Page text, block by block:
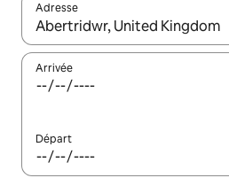
Adresse
Lorsque les résultats s'affichent,
Arrivée
Départ